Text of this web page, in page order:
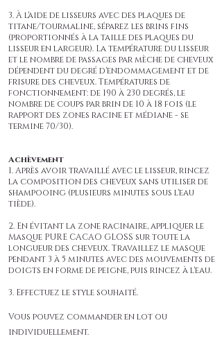
3. À l'aide de lisseurs avec des plaques de
titane/tourmaline, séparez les brins fins
(proportionnés à la taille des plaques du
lisseur en largeur). La température du lisseur
et le nombre de passages par mèche de cheveux
dépendent du degré d'endommagement et de
frisure des cheveux. Températures de
fonctionnement: de 190 à 230 degrés, le
nombre de coups par brin de 10 à 18 fois (le
rapport des zones racine et médiane - se
termine 70/30).
Achèvement
1. Après avoir travaillé avec le lisseur, rincez
la composition des cheveux sans utiliser de
shampooing (plusieurs minutes sous l'eau
tiède).
2. En évitant la zone racinaire, appliquer le
Masque PURE CACAO GLOSS sur toute la
longueur des cheveux. Travaillez le masque
pendant 3 à 5 minutes avec des mouvements de
doigts en forme de peigne, puis rincez à l'eau.
3. Effectuez le style souhaité.
Vous pouvez commander en lot ou
individuellement.